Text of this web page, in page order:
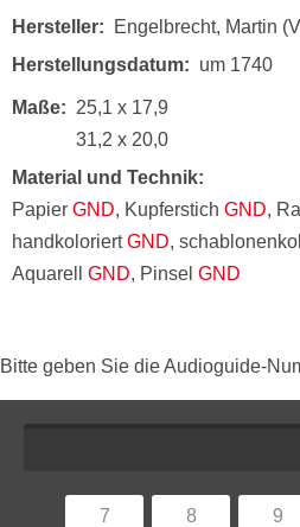
Hersteller
Engelbrecht, Martin
Herstellungsdatum
um 1740
Maße
25,1 x 17,9
31,2 x 20,0
Material und Technik
Papier GND, Kupferstich GND,
handkoloriertGND,
Aquarell GND, Pinsel GND
Bitte geben Sie die Audioguide-
7 8 9